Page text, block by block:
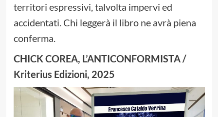
territori espressivi, talvolta impervi ed
accidentati. Chi leggerà il libro ne avrà piena
conferma.
CHICK COREA, L’ANTICONFORMISTA /
Kriterius Edizioni, 2025